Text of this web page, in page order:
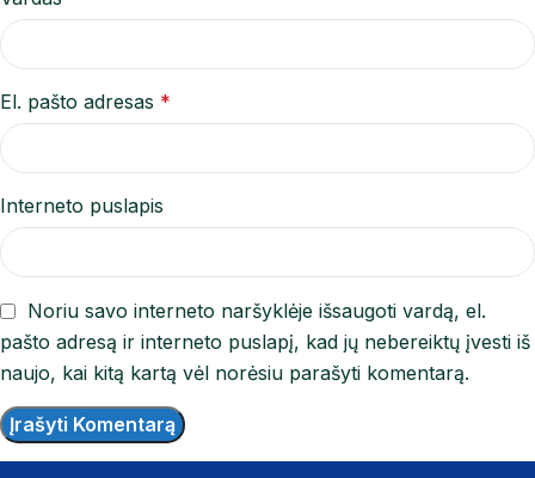
El. pašto adresas *
Interneto puslapis
Noriu savo interneto naršyklėje išsaugoti vardą, el.
pašto adresą ir interneto puslapį, kad jų nebereiktų įvesti iš
naujo, kai kitą kartą vėl norėsiu parašyti komentarą.